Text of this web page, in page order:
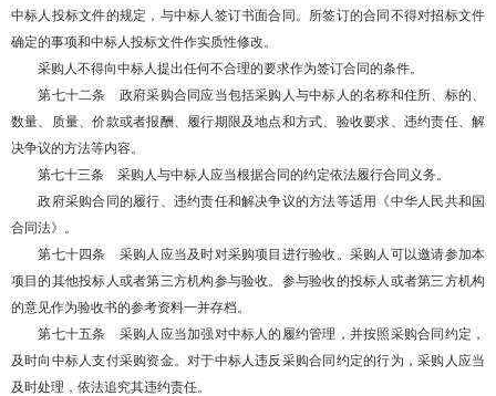
中标人投标文件的规定，与中标人签订书面合同。所签订的合同不得对招标文件
确定的事项和中标人投标文件作实质性修改。
采购人不得向中标人提出任何不合理的要求作为签订合同的条件。
第七十二条 政府采购合同应当包括采购人与中标人的名称和住所、标的、
数量、质量、价款或者报酬、履行期限及地点和方式、验收要求、违约责任、解
决争议的方法等内容。
第七十三条 采购人与中标人应当根据合同的约定依法履行合同义务。
政府采购合同的履行、违约责任和解决争议的方法等适用《中华人民共和国
合同法》。
第七十四条 采购人应当及时对采购项目进行验收。采购人可以邀请参加本
项目的其他投标人或者第三方机构参与验收。参与验收的投标人或者第三方机构
的意见作为验收书的参考资料一并存档。
第七十五条 采购人应当加强对中标人的履约管理，并按照采购合同约定，
及时向中标人支付采购资金。对于中标人违反采购合同约定的行为，采购人应当
及时处理，依法追究其违约责任。